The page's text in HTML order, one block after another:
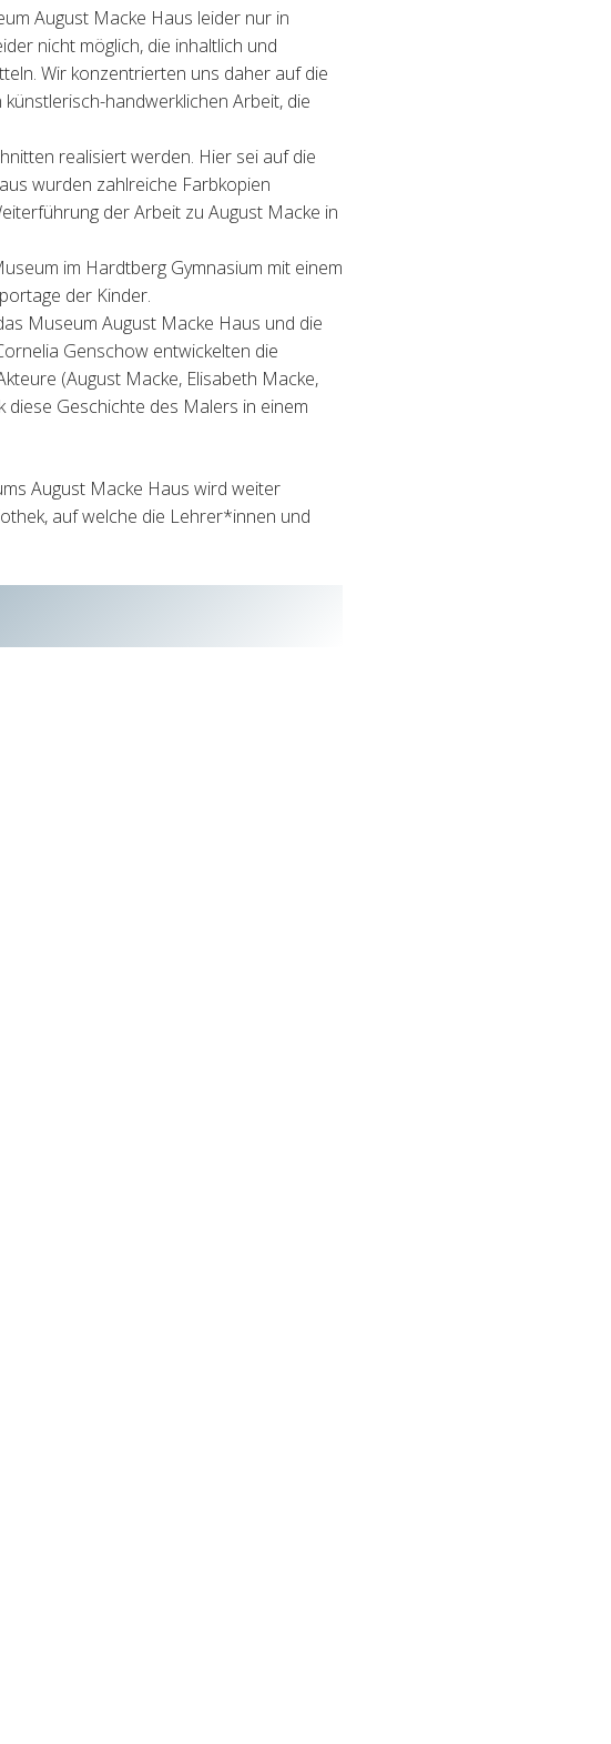
August Macke Haus leider nur in
nicht möglich, die inhaltlich und
Wir konzentrierten uns daher auf die
handwerklichen Arbeit, die
realisiert werden. Hier sei auf die
wurden zahlreiche Farbkopien
der Arbeit zu August Macke in
im Hardtberg Gymnasium mit einem
der Kinder.
Museum August Macke Haus und die
Genschow entwickelten die
(August Macke, Elisabeth Macke,
diese Geschichte des Malers in einem
August Macke Haus wird weiter
auf welche die Lehrer*innen und